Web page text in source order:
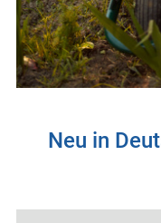
Neu in